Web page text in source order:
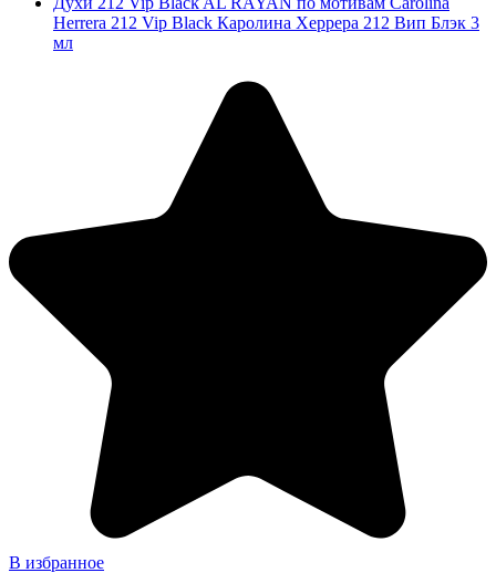
Herrera 212 Vip Black Каролина Херрера 212 Вип Блэк 3
мл
В избранное